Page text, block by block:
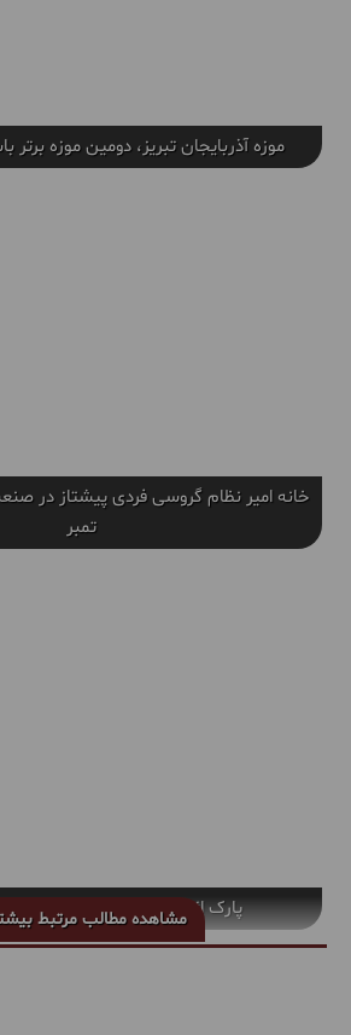
موزه آذربایجان تبریز، دومین موزه برتر
خانه امیر نظام گروسی فردی پیشتاز در
تمبر
پارک ائل گلی تبریز، اولین پارک
مشاهده مطالب مرتبط